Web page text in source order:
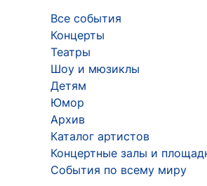
Все события
Концерты
Театры
Шоу и мюзиклы
Детям
Юмор
Архив
Каталог артистов
Концертные залы и
События по всему миру